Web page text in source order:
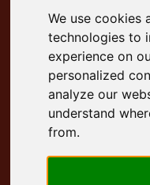
Data di Ritiro
Tempo di Ritiro
Posto di Riconsegna
We use cookies
technologies to
experience on
personalized
analyze our
understand
from.